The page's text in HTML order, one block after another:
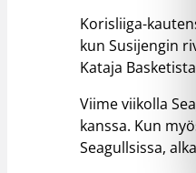
Korisliiga-
kun Susijengin
Kataja
Viime viikolla
kanssa. Kun
Seagullsissa,